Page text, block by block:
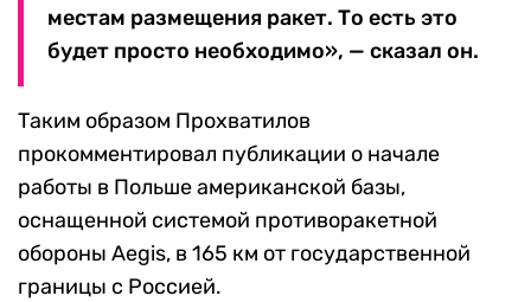
местам размещения ракет. То есть это
будет просто необходимо», — сказал он.
Таким образом Прохватилов
прокомментировал публикации о начале
работы в Польше американской базы,
оснащенной системой противоракетной
обороны Aegis, в 165 км от государственной
границы с Россией.